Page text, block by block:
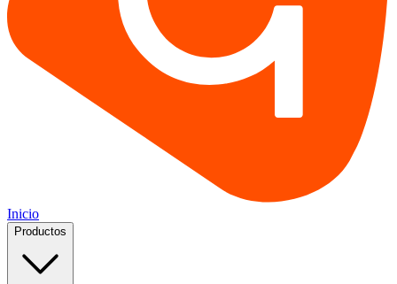
Inicio
Productos